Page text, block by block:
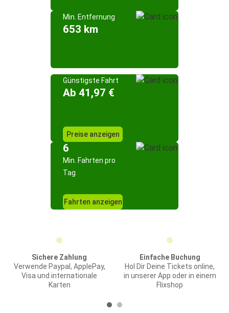
Min. Entfernung
653 km
Günstigste Fahrt
Ab 41,97 €
Preise anzeigen
6
Min. Fahrten pro
Tag
Fahrten anzeigen
Sichere Zahlung
Verwende Paypal, ApplePay,
Visa und internationale
Karten
Einfache Buchung
Hol Dir Deine Tickets online,
in unserer App oder in einem
Flixshop